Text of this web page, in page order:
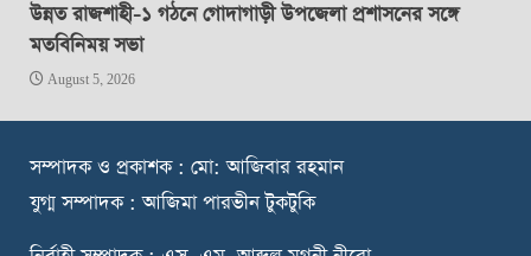
উন্নত রাজশাহী-১ গঠনে গোদাগাড়ী উপজেলা প্রশাসনের সঙ্গে
মতবিনিময় সভা
August 5, 2026
সম্পাদক ও প্রকাশক : মো: আজিবার রহমান
যুগ্ম সম্পাদক : আজিমা পারভীন টুকটুকি